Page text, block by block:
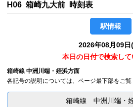
H06 箱崎九大前 時刻表
駅情報
2026年08月09日
本日の日付で検索して
箱崎線 中洲川端・姪浜方面
各記号の説明については、ページ最下部をご覧
箱崎線 中洲川端・